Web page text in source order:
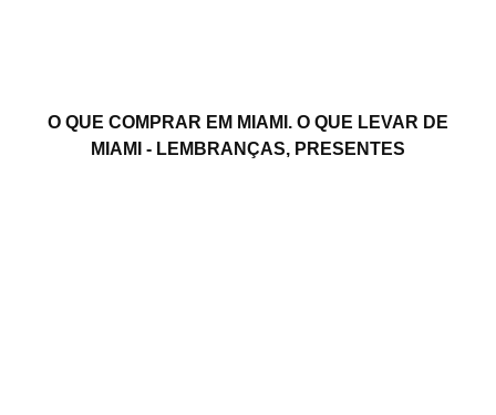
O QUE COMPRAR EM MIAMI. O QUE LEVAR DE
MIAMI - LEMBRANÇAS, PRESENTES